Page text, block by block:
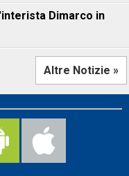
Dimarco in
Altre Notizie »